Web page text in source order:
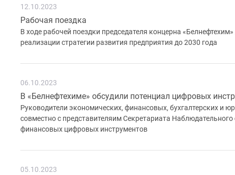
12.10.2023
Рабочая поездка
В ходе рабочей поездки председателя концерна
реализации стратегии развития предприятия до 2030 года
06.10.2023
В «Белнефтехиме» обсудили потенциал цифровых
Руководители экономических, финансовых, бухгалтерских и
совместно с представителяим Секретариата
финансовых цифровых инструментов
05.10.2023